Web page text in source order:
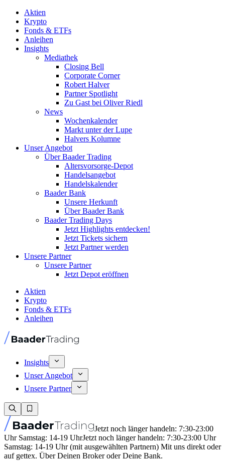
Aktien
Krypto
Fonds & ETFs
Anleihen
Insights
Mediathek
Closing Bell
Corporate Corner
Robert Halver
Partner Spotlight
Zu Gast bei Oliver Riedl
News
Wochenkalender
Markt unter der Lupe
Halvers Kolumne
Unser Angebot
Über Baader Trading
Altersvorsorge-Depot
Handelsangebot
Handelskalender
Baader Bank
Unsere Herkunft
Über Baader Bank
Baader Trading Days
Jetzt Highlights entdecken!
Jetzt Tickets sichern
Jetzt Partner werden
Unsere Partner
Unsere Partner
Jetzt Depot eröffnen
Aktien
Krypto
Fonds & ETFs
Anleihen
Insights
Unser Angebot
Unsere Partner
Jetzt noch länger handeln: 7:30-23:00
Uhr Samstag: 14-19 UhrJetzt noch länger handeln: 7:30-23:00 Uhr
Samstag: 14-19 Uhr (mit ausgewählten Partnern) Mit uns direkt oder
auf gettex. Über Deinen Broker oder Deine Bank.